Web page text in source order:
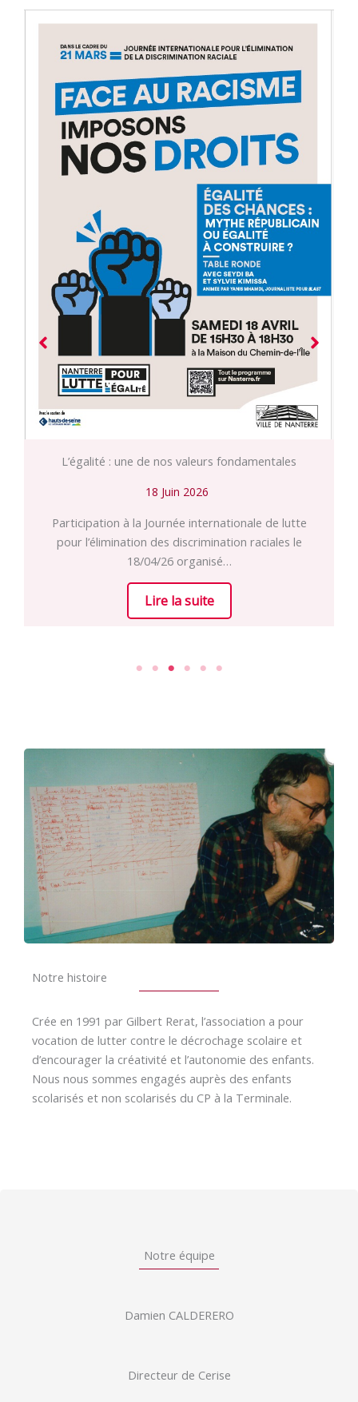
L’égalité : une de nos valeurs fondamentales
18 Juin 2026
Participation à la Journée internationale de lutte
pour l’élimination des discrimination raciales le
18/04/26 organisé…
Lire la suite
Notre histoire
Crée en 1991 par Gilbert Rerat, l’association a pour
vocation de lutter contre le décrochage scolaire et
d’encourager la créativité et l’autonomie des enfants.
Nous nous sommes engagés auprès des enfants
scolarisés et non scolarisés du CP à la Terminale.
Notre équipe
Damien CALDERERO
Directeur de Cerise